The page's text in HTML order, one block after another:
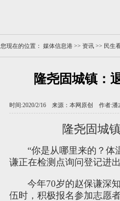
您现在的位置： 媒体信息港 >> 资讯 >> 民生
隆尧固城镇：
时间:2020/2/16 来源： 本网原创 作者:潘
隆尧固城
“你是从哪里来的？体
谦正在检测点询问登记进出
今年70岁的赵保谦深
伍时，积极报名参加志愿